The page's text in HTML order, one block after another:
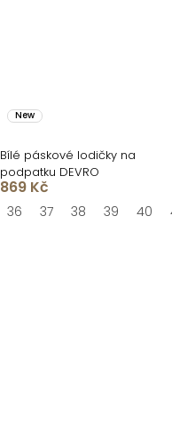
New
Bílé páskové lodičky na
podpatku DEVRO
869 Kč
36 37 38 39 40 41